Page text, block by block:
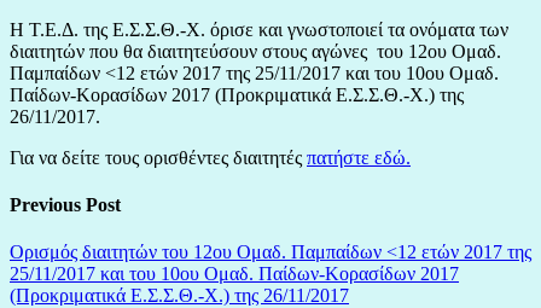
Η Τ.Ε.Δ. της Ε.Σ.Σ.Θ.-Χ. όρισε και γνωστοποιεί τα ονόματα των
διαιτητών που θα διαιτητεύσουν στους αγώνες τoυ 12ου Ομαδ.
Παμπαίδων <12 ετών 2017 της 25/11/2017 και του 10ου Ομαδ.
Παίδων-Κορασίδων 2017 (Προκριματικά Ε.Σ.Σ.Θ.-Χ.) της
26/11/2017.
Για να δείτε τους ορισθέντες διαιτητές πατήστε εδώ.
Previous Post
Ορισμός διαιτητών του 12ου Ομαδ. Παμπαίδων <12 ετών 2017 της
25/11/2017 και του 10ου Ομαδ. Παίδων-Κορασίδων 2017
(Προκριματικά Ε.Σ.Σ.Θ.-Χ.) της 26/11/2017